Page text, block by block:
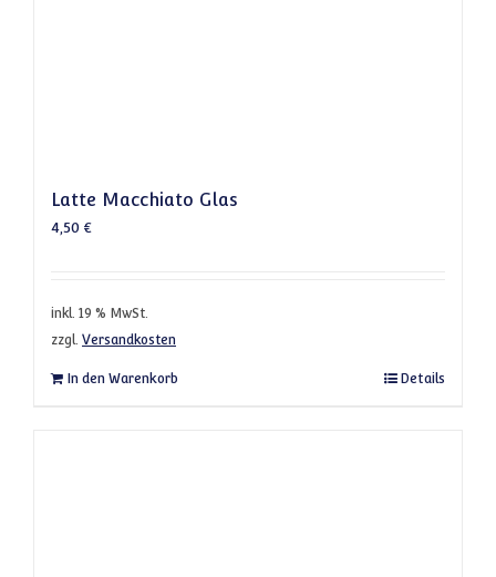
Latte Macchiato Glas
4,50 €
inkl. 19 % MwSt.
zzgl. Versandkosten
In den Warenkorb Details